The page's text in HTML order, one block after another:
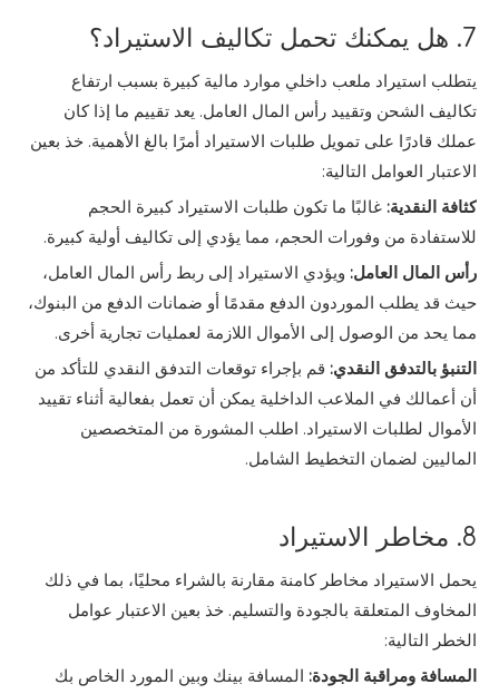
7. هل يمكنك تحمل تكاليف الاستيراد؟
يتطلب استيراد ملعب داخلي موارد مالية كبيرة بسبب ارتفاع
تكاليف الشحن وتقييد رأس المال العامل. يعد تقييم ما إذا كان
عملك قادرًا على تمويل طلبات الاستيراد أمرًا بالغ الأهمية. خذ بعين
الاعتبار العوامل التالية:
كثافة النقدية: غالبًا ما تكون طلبات الاستيراد كبيرة الحجم
للاستفادة من وفورات الحجم، مما يؤدي إلى تكاليف أولية كبيرة.
رأس المال العامل: ويؤدي الاستيراد إلى ربط رأس المال العامل،
حيث قد يطلب الموردون الدفع مقدمًا أو ضمانات الدفع من البنوك،
مما يحد من الوصول إلى الأموال اللازمة لعمليات تجارية أخرى.
التنبؤ بالتدفق النقدي: قم بإجراء توقعات التدفق النقدي للتأكد من
أن أعمالك في الملاعب الداخلية يمكن أن تعمل بفعالية أثناء تقييد
الأموال لطلبات الاستيراد. اطلب المشورة من المتخصصين
الماليين لضمان التخطيط الشامل.
8. مخاطر الاستيراد
يحمل الاستيراد مخاطر كامنة مقارنة بالشراء محليًا، بما في ذلك
المخاوف المتعلقة بالجودة والتسليم. خذ بعين الاعتبار عوامل
الخطر التالية:
المسافة ومراقبة الجودة: المسافة بينك وبين المورد الخاص بك